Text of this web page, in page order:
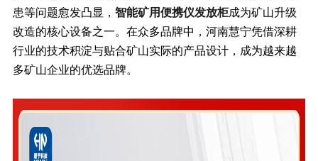
患等问题愈发凸显， 智能矿用便携仪发放柜成为矿山升级
改造的核心设备之一。在众多品牌中，河南慧宁凭借深耕
行业的技术积淀与贴合矿山实际的产品设计，成为越来越
多矿山企业的优选品牌。